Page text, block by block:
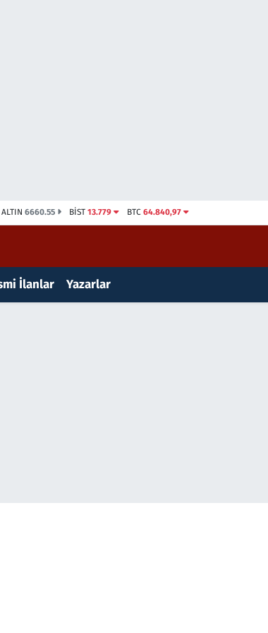
ALTIN 6660.55 BİST13.779 BTC 64.840,97
İlanlar Yazarlar